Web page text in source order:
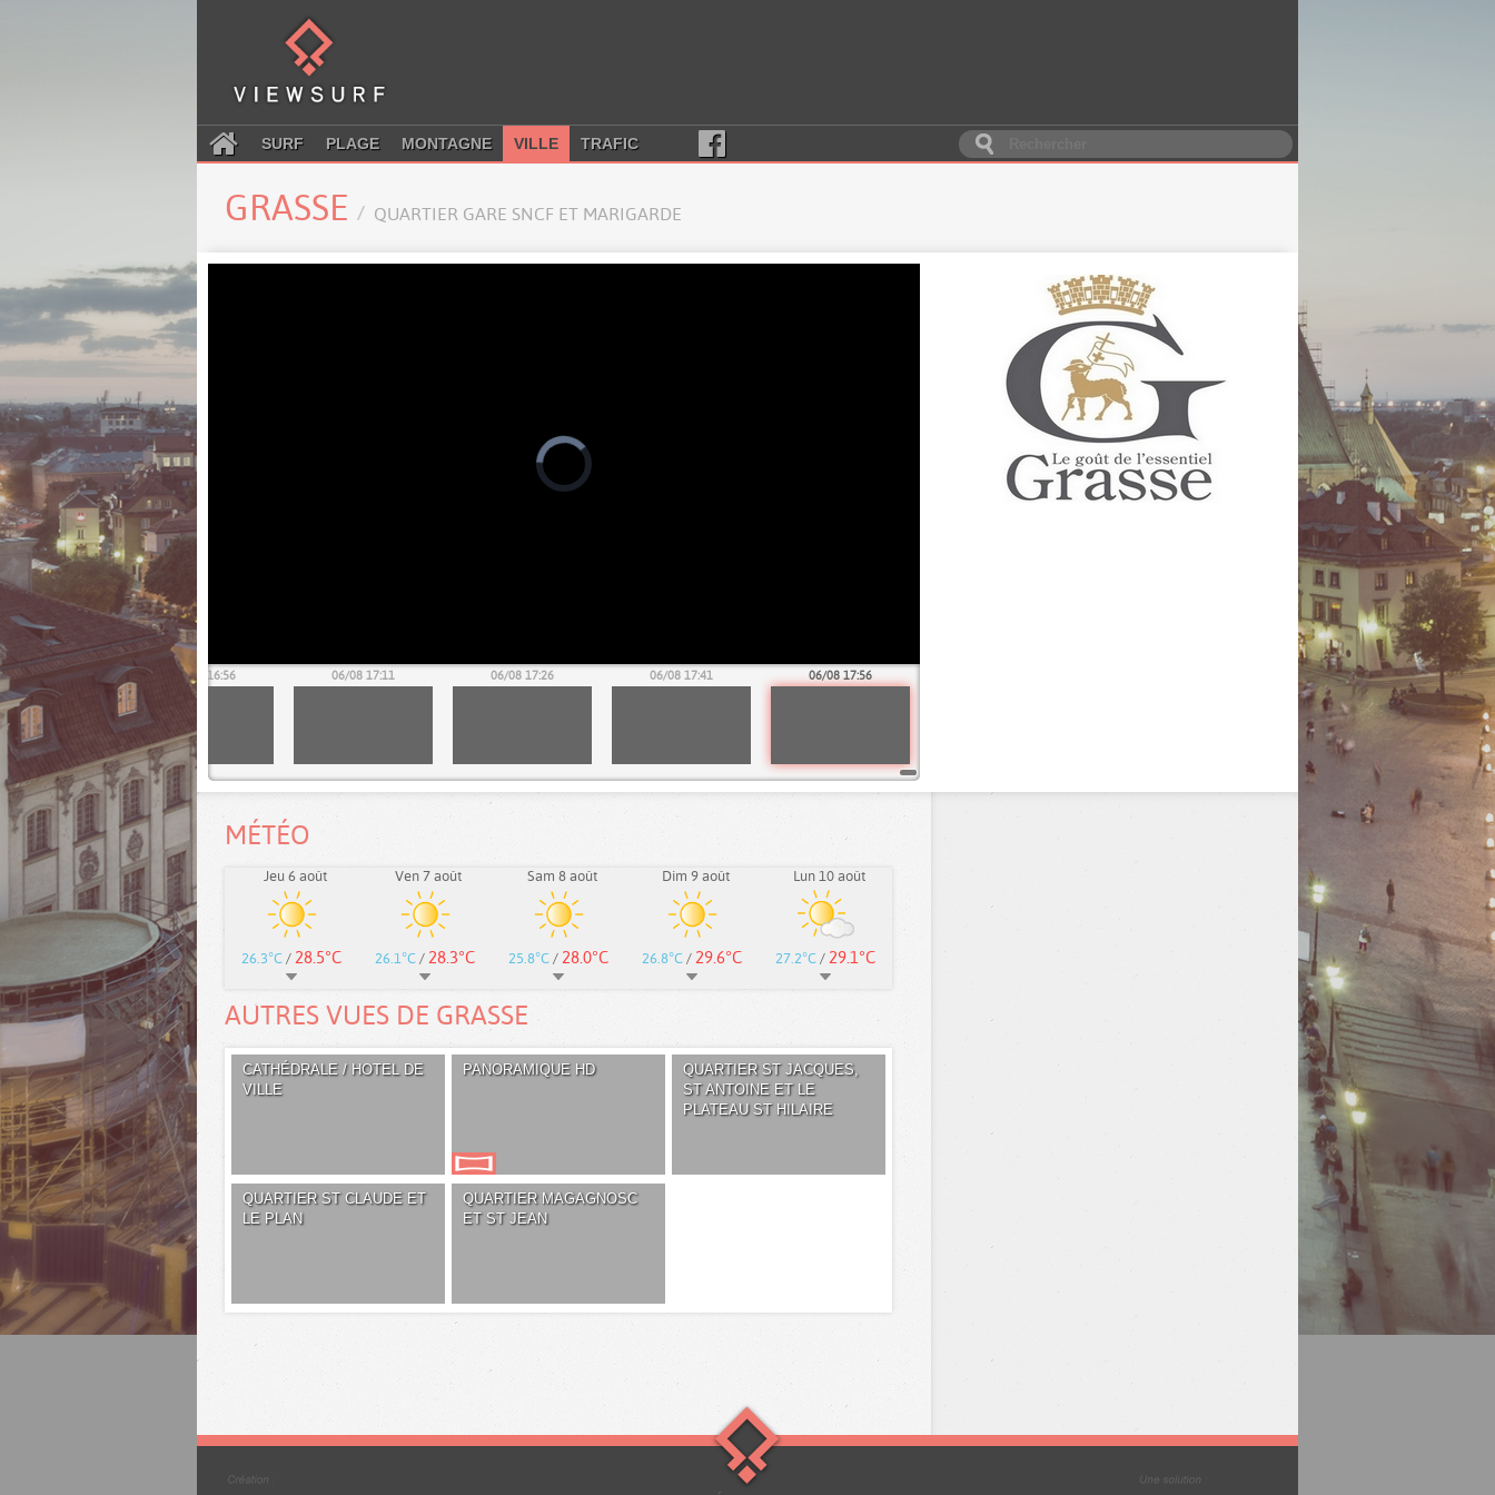
SURF PLAGE MONTAGNE VILLE TRAFIC
GRASSE QUARTIER GARE SNCF ET MARIGARDE
06/08 16:41 06/08 16:56 06/08 17:11 06/08 17:26 06/08 17:41 06/08 17:56
MÉTÉO
Jeu 6 août
26.3°C / 28.5°C
Ven 7 août
26.1°C / 28.3°C
Sam 8 août
25.8°C / 28.0°C
Dim 9 août
26.8°C / 29.6°C
Lun 10 août
27.2°C / 29.1°C
AUTRES VUES DE GRASSE
CATHÉDRALE / HOTEL DE
VILLE
PANORAMIQUE HD
QUARTIER ST JACQUES,
ST ANTOINE ET LE
PLATEAU ST HILAIRE
QUARTIER ST CLAUDE ET
LE PLAN
QUARTIER MAGAGNOSC
ET ST JEAN